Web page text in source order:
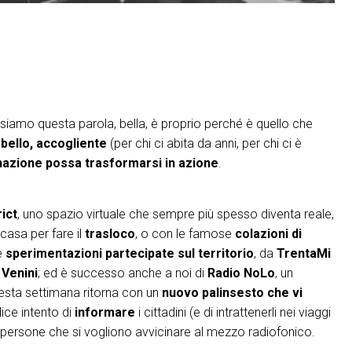
questa parola, bella, è proprio perché è quello che
bello, accogliente (per chi ci abita da anni, per chi ci è
possa trasformarsi in azione
, uno spazio virtuale che sempre più spesso diventa reale,
per fare iltrasloco, o con le famose colazioni di
sperimentazioni partecipate sul territorio, daTrentaMi
; ed è successo anche a noi di Radio NoLo, un
settimana ritorna con un nuovo palinsesto che vi
intento di informare i cittadini (e di intrattenerli nei viaggi
che si vogliono avvicinare al mezzo radiofonico.